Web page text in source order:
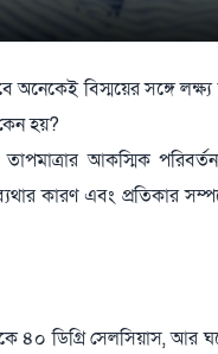
অনেকেই বিস্ময়ের সঙ্গে লক্ষ্য
হয়?
আকস্মিক
কারণ এবং প্রতিকার
৪০ ডিগ্রি সেলসিয়াস, আর